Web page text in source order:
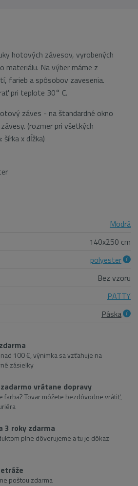
hotových závesov, vyrobených
materiálu. Na výber máme z
farieb a spôsobov zavesenia.
pri teplote 30° C.
záves - na štandardné okno
(rozmer pri všetkých
x dĺžka)
Modrá
140x250 cm
polyester
Bez vzoru
PATTY
Páska
100 €, výnimka sa vzťahuje na
zásielky
vrátane dopravy
farba? Tovar môžete bezdôvodne vrátiť,
3 roky zdarma
plne dôverujeme a tu je dôkaz
poštou zdarma